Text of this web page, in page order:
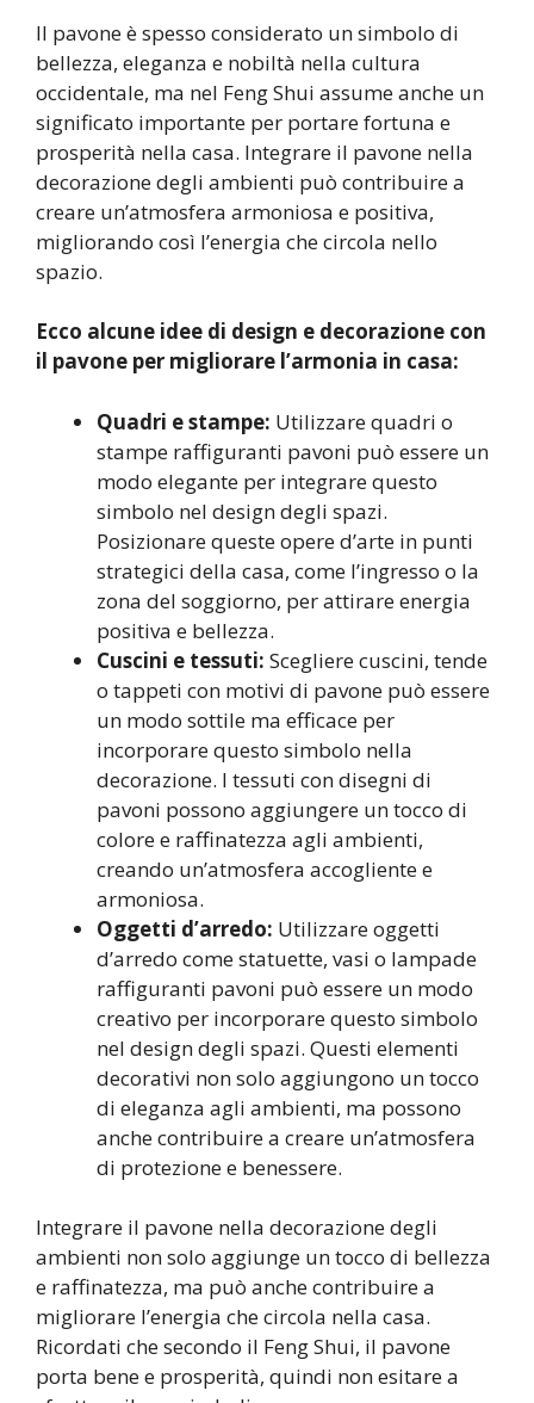
Il pavone è spesso considerato un simbolo di
bellezza, eleganza e nobiltà nella cultura
occidentale, ma nel Feng Shui assume anche un
significato importante per portare fortuna e
prosperità nella casa. Integrare il pavone nella
decorazione degli ambienti può contribuire a
creare un’atmosfera armoniosa e positiva,
migliorando così l’energia che circola nello
spazio.
Ecco alcune idee di design e decorazione con
il pavone per migliorare l’armonia in casa:
Quadri e stampe: Utilizzare quadri o
stampe raffiguranti pavoni può essere un
modo elegante per integrare questo
simbolo nel design degli spazi.
Posizionare queste opere d’arte in punti
strategici della casa, come l’ingresso o la
zona del soggiorno, per attirare energia
positiva e bellezza.
Cuscini e tessuti: Scegliere cuscini, tende
o tappeti con motivi di pavone può essere
un modo sottile ma efficace per
incorporare questo simbolo nella
decorazione. I tessuti con disegni di
pavoni possono aggiungere un tocco di
colore e raffinatezza agli ambienti,
creando un’atmosfera accogliente e
armoniosa.
Oggetti d’arredo: Utilizzare oggetti
d’arredo come statuette, vasi o lampade
raffiguranti pavoni può essere un modo
creativo per incorporare questo simbolo
nel design degli spazi. Questi elementi
decorativi non solo aggiungono un tocco
di eleganza agli ambienti, ma possono
anche contribuire a creare un’atmosfera
di protezione e benessere.
Integrare il pavone nella decorazione degli
ambienti non solo aggiunge un tocco di bellezza
e raffinatezza, ma può anche contribuire a
migliorare l’energia che circola nella casa.
Ricordati che secondo il Feng Shui, il pavone
porta bene e prosperità, quindi non esitare a